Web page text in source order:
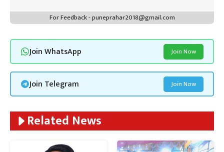
For Feedback - puneprahar2018@gmail.com
Join WhatsApp Join Now
Join Telegram Join Now
Related News